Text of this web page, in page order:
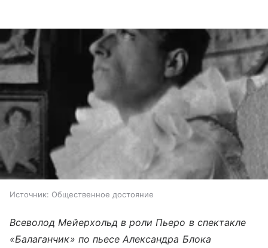
Источник: Общественное достояние
Всеволод Мейерхольд в роли Пьеро в спектакле
«Балаганчик» по пьесе Александра Блока